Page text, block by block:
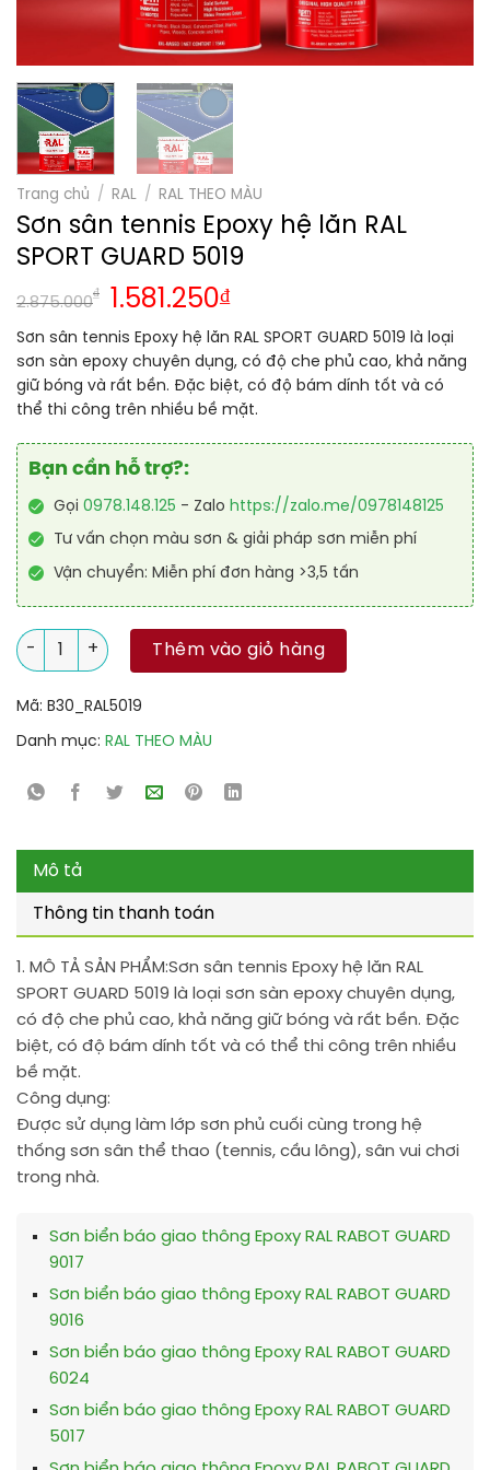
Trang chủ / RAL / RAL THEO MÀU
Sơn sân tennis Epoxy hệ lăn RAL
SPORT GUARD 5019
2.875.000
₫ 1.581.250₫
Sơn sân tennis Epoxy hệ lăn RAL SPORT GUARD 5019 là loại
sơn sàn epoxy chuyên dụng, có độ che phủ cao, khả năng
giữ bóng và rất bền. Đặc biệt, có độ bám dính tốt và có
thể thi công trên nhiều bề mặt.
Bạn cần hỗ trợ?:
Gọi 0978.148.125 - Zalo https://zalo.me/0978148125
Tư vấn chọn màu sơn & giải pháp sơn miễn phí
Vận chuyển: Miễn phí đơn hàng >3,5 tấn
Sơn sân tennis Epoxy hệ lăn RAL SPORT GUARD 5019 số lượng
Thêm vào giỏ hàng
Mã: B30_RAL5019
Danh mục: RAL THEO MÀU
Mô tả
Thông tin thanh toán
1. MÔ TẢ SẢN PHẨM:Sơn sân tennis Epoxy hệ lăn RAL
SPORT GUARD 5019 là loại sơn sàn epoxy chuyên dụng,
có độ che phủ cao, khả năng giữ bóng và rất bền. Đặc
biệt, có độ bám dính tốt và có thể thi công trên nhiều
bề mặt.
Công dụng:
Được sử dụng làm lớp sơn phủ cuối cùng trong hệ
thống sơn sân thể thao (tennis, cầu lông), sân vui chơi
trong nhà.
Sơn biển báo giao thông Epoxy RAL RABOT GUARD
9017
Sơn biển báo giao thông Epoxy RAL RABOT GUARD
9016
Sơn biển báo giao thông Epoxy RAL RABOT GUARD
6024
Sơn biển báo giao thông Epoxy RAL RABOT GUARD
5017